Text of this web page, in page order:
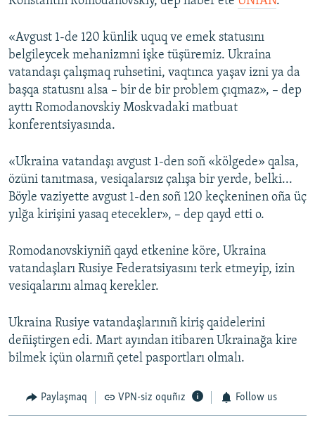
«Avgust 1-de 120 künlik uquq ve emek statusını
belgileycek mehanizmni işke tüşüremiz. Ukraina
vatandaşı çalışmaq ruhsetini, vaqtınca yaşav izni ya da
başqa statusnı alsa – bir de bir problem çıqmaz», – dep
ayttı Romodanovskiy Moskvadaki matbuat
konferentsiyasında.
«Ukraina vatandaşı avgust 1-den soñ «kölgede» qalsa,
özüni tanıtmasa, vesiqalarsız çalışa bir yerde, belki...
Böyle vaziyette avgust 1-den soñ 120 keçkeninen oña üç
yılğa kirişini yasaq etecekler», – dep qayd etti o.
Romodanovskiyniñ qayd etkenine köre, Ukraina
vatandaşları Rusiye Federatsiyasını terk etmeyip, izin
vesiqalarını almaq kerekler.
Ukraina Rusiye vatandaşlarınıñ kiriş qaidelerini
deñiştirgen edi. Mart ayından itibaren Ukrainağa kire
bilmek içün olarnıñ çetel pasportları olmalı.
Paylaşmaq VPN-siz oquñız Follow us